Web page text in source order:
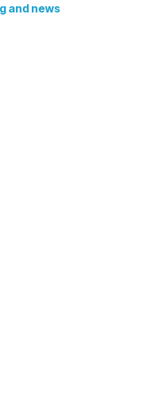
and news